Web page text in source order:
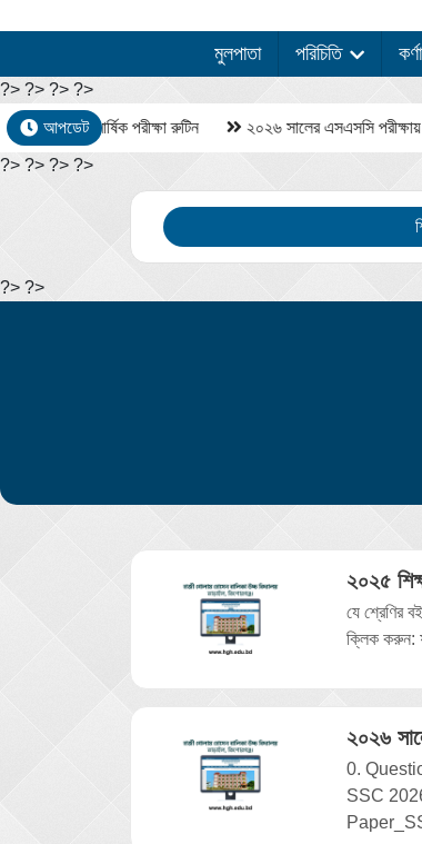
মুলপাতা পরিচিতি
?> ?> ?> ?>
আপডেট
শ্রেণির বার্ষিক পরীক্ষা রুটিন ২০২৬ সালের এসএসসি পরীক্ষায়
?> ?> ?> ?>
?> ?>
যে শ্রেণির
ক্লিক করুন:
0.
SSC